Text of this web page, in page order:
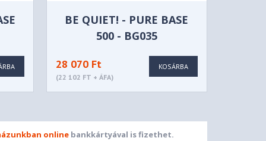
BE QUIET! - PURE BASE
500 - BG035
28 070 Ft
(22 102 FT + ÁFA)
KOSÁRBA
online bankkártyával is fizethet.